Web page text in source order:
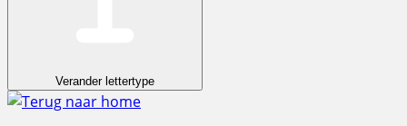
Verander lettertype